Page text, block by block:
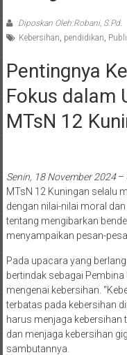
Diposkan Oleh:Robani, S.Pd.
Kebersihan pendidikan
Pentingnya
Fokus dalam
MTsN 12
Senin, 18 November 2024–
MTsN 12 Kuningan selalu
dengan nilai-nilai moral
tentang mengibarkan
menyampaikan pesan-
Pada upacara yang
bertindak sebagai
mengenai kebersihan.
terbatas pada kebersihan
harus menjaga kebersihan
dan menjaga kebersihan
sambutannya.